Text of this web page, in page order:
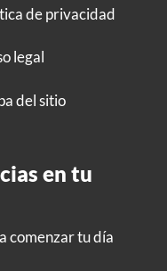
de privacidad
legal
del sitio
en tu
comenzar tu día